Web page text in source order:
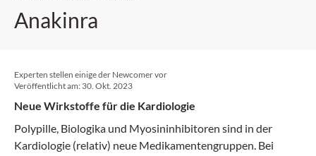
Anakinra
Experten stellen einige der Newcomer vor
Veröffentlicht am: 30. Okt. 2023
Neue Wirkstoffe für die Kardiologie
Polypille, Biologika und Myosininhibitoren sind in der
Kardiologie (relativ) neue Medikamentengruppen. Bei